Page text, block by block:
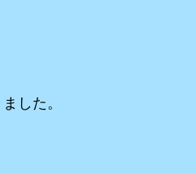
した。